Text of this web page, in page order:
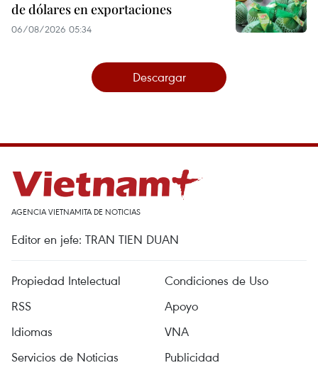
de dólares en exportaciones
06/08/2026 05:34
Descargar
AGENCIA VIETNAMITA DE NOTICIAS
Editor en jefe: TRAN TIEN DUAN
Propiedad Intelectual
Condiciones de Uso
RSS
Apoyo
Idiomas
VNA
Servicios de Noticias
Publicidad